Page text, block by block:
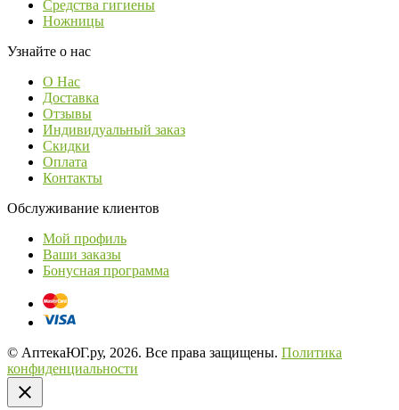
Средства гигиены
Ножницы
Узнайте о нас
О Нас
Доставка
Отзывы
Индивидуальный заказ
Скидки
Оплата
Контакты
Обслуживание клиентов
Мой профиль
Ваши заказы
Бонусная программа
© АптекаЮГ.ру, 2026. Все права защищены. Политика
конфиденциальности